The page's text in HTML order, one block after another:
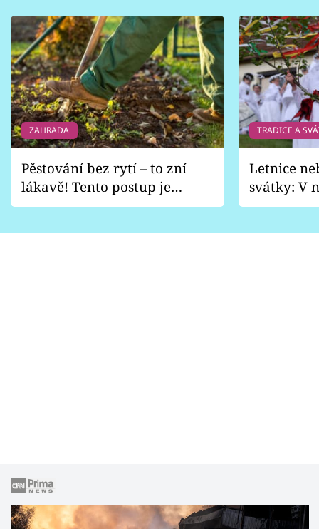
ZAHRADA
Pěstování bez rytí – to zní
lákavě! Tento postup je
vhodný jen pro některé
TRADICE A
Letnice
svátky: V
pondělí